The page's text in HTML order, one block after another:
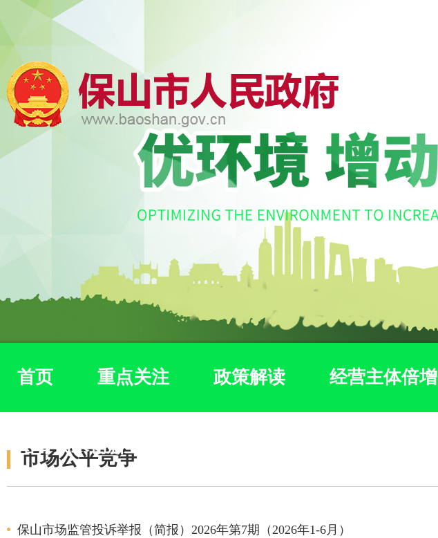
首页 重点关注 政策解读 经营主体倍增
培育技术创新主体
市场公平竞争
保山市场监管投诉举报（简报）2026年第7期（2026年1-6月）